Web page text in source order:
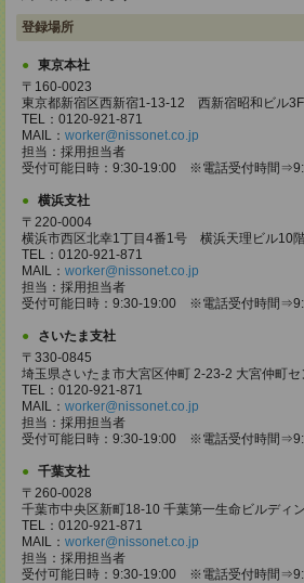
登録場所
東京本社
〒160-0023
東京都新宿区西新宿1-13-12 西新宿昭和ビル3F
TEL：0120-921-871
MAIL： worker@nissonet.co.jp
担当：採用担当者
受付可能日時：9:30-19:00 ※電話受付時間
横浜支社
〒220-0004
横浜市西区北幸1丁目4番1号 横浜天理ビル10
TEL：0120-921-871
MAIL： worker@nissonet.co.jp
担当：採用担当者
受付可能日時：9:30-19:00 ※電話受付時間
さいたま支社
〒330-0845
埼玉県さいたま市大宮区仲町 2-23-2 大宮仲町
TEL：0120-921-871
MAIL： worker@nissonet.co.jp
担当：採用担当者
受付可能日時：9:30-19:00 ※電話受付時間
千葉支社
〒260-0028
千葉市中央区新町18-10 千葉第一生命ビルディ
TEL：0120-921-871
MAIL： worker@nissonet.co.jp
担当：採用担当者
受付可能日時：9:30-19:00 ※電話受付時間